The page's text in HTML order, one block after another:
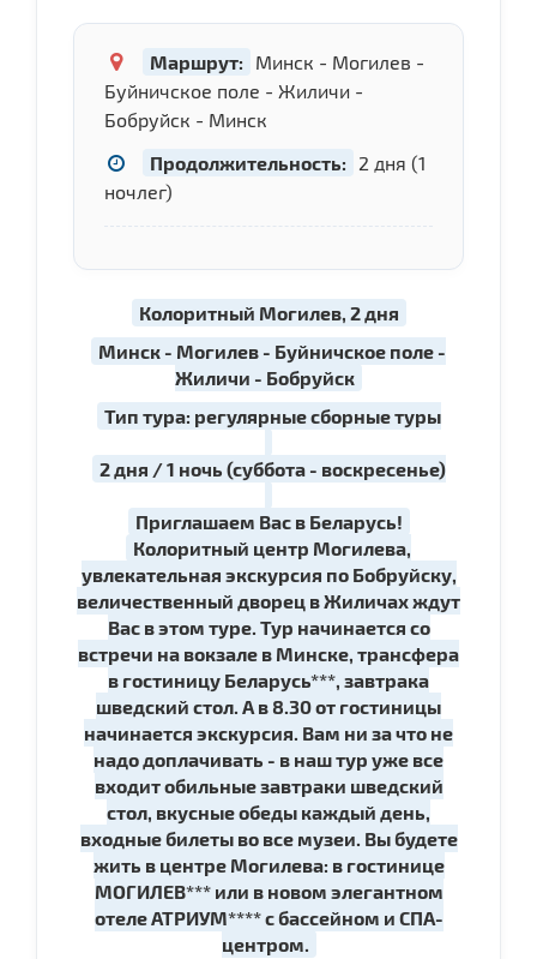
Маршрут:
Минск - Могилев -
Буйничское поле - Жиличи -
Бобруйск - Минск
Продолжительность:
2 дня (1
ночлег)
Колоритный Могилев, 2 дня
Минск - Могилев - Буйничское поле -
Жиличи - Бобруйск
Тип тура: регулярные сборные туры
2 дня / 1 ночь (суббота - воскресенье)
Приглашаем Вас в Беларусь!
Колоритный центр Могилева,
увлекательная экскурсия по Бобруйску,
величественный дворец в Жиличах ждут
Вас в этом туре. Тур начинается со
встречи на вокзале в Минске, трансфера
в гостиницу Беларусь***, завтрака
шведский стол. А в 8.30 от гостиницы
начинается экскурсия. Вам ни за что не
надо доплачивать - в наш тур уже все
входит обильные завтраки шведский
стол, вкусные обеды каждый день,
входные билеты во все музеи. Вы будете
жить в центре Могилева: в гостинице
МОГИЛЕВ*** или в новом элегантном
отеле АТРИУМ**** с бассейном и СПА-
центром.